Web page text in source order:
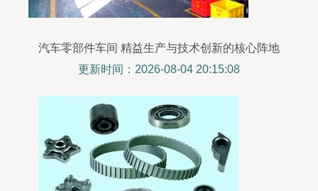
汽车零部件车间 精益生产与技术创新的核心阵地
更新时间：2026-08-04 20:15:08